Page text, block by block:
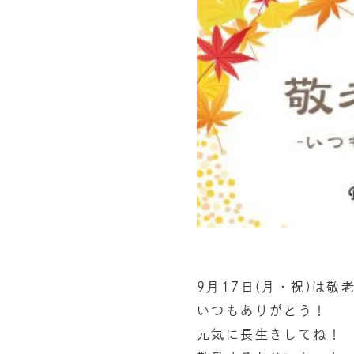
9月17日(月・祝)は敬
いつもありがとう！
元気に長生きしてね！